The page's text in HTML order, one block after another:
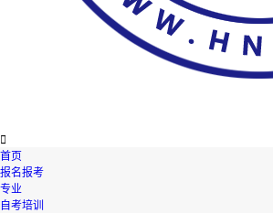

首页
报名报考
专业
自考培训